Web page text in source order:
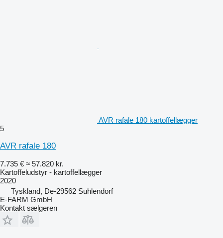
AVR rafale 180 kartoffellægger
5
AVR rafale 180
7.735 € ≈ 57.820 kr.
Kartoffeludstyr - kartoffellægger
2020
Tyskland, De-29562 Suhlendorf
E-FARM GmbH
Kontakt sælgeren